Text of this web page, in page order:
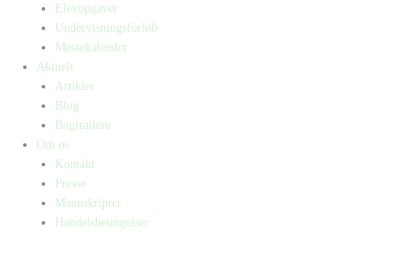
Elevopgaver
Undervisningsforløb
Messekalender
Aktuelt
Artikler
Blog
Bogtrailere
Om os
Kontakt
Presse
Manuskripter
Handelsbetingelser